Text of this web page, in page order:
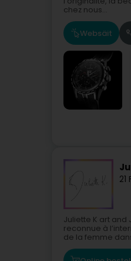
chez nous...
Websäit
21
Juliette K art
reconnue à
de la femme